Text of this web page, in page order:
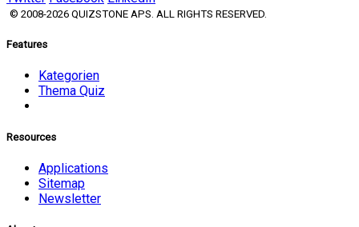
© 2008-2026 QUIZSTONE APS. ALL RIGHTS RESERVED.
Features
Kategorien
Thema Quiz
Resources
Applications
Sitemap
Newsletter